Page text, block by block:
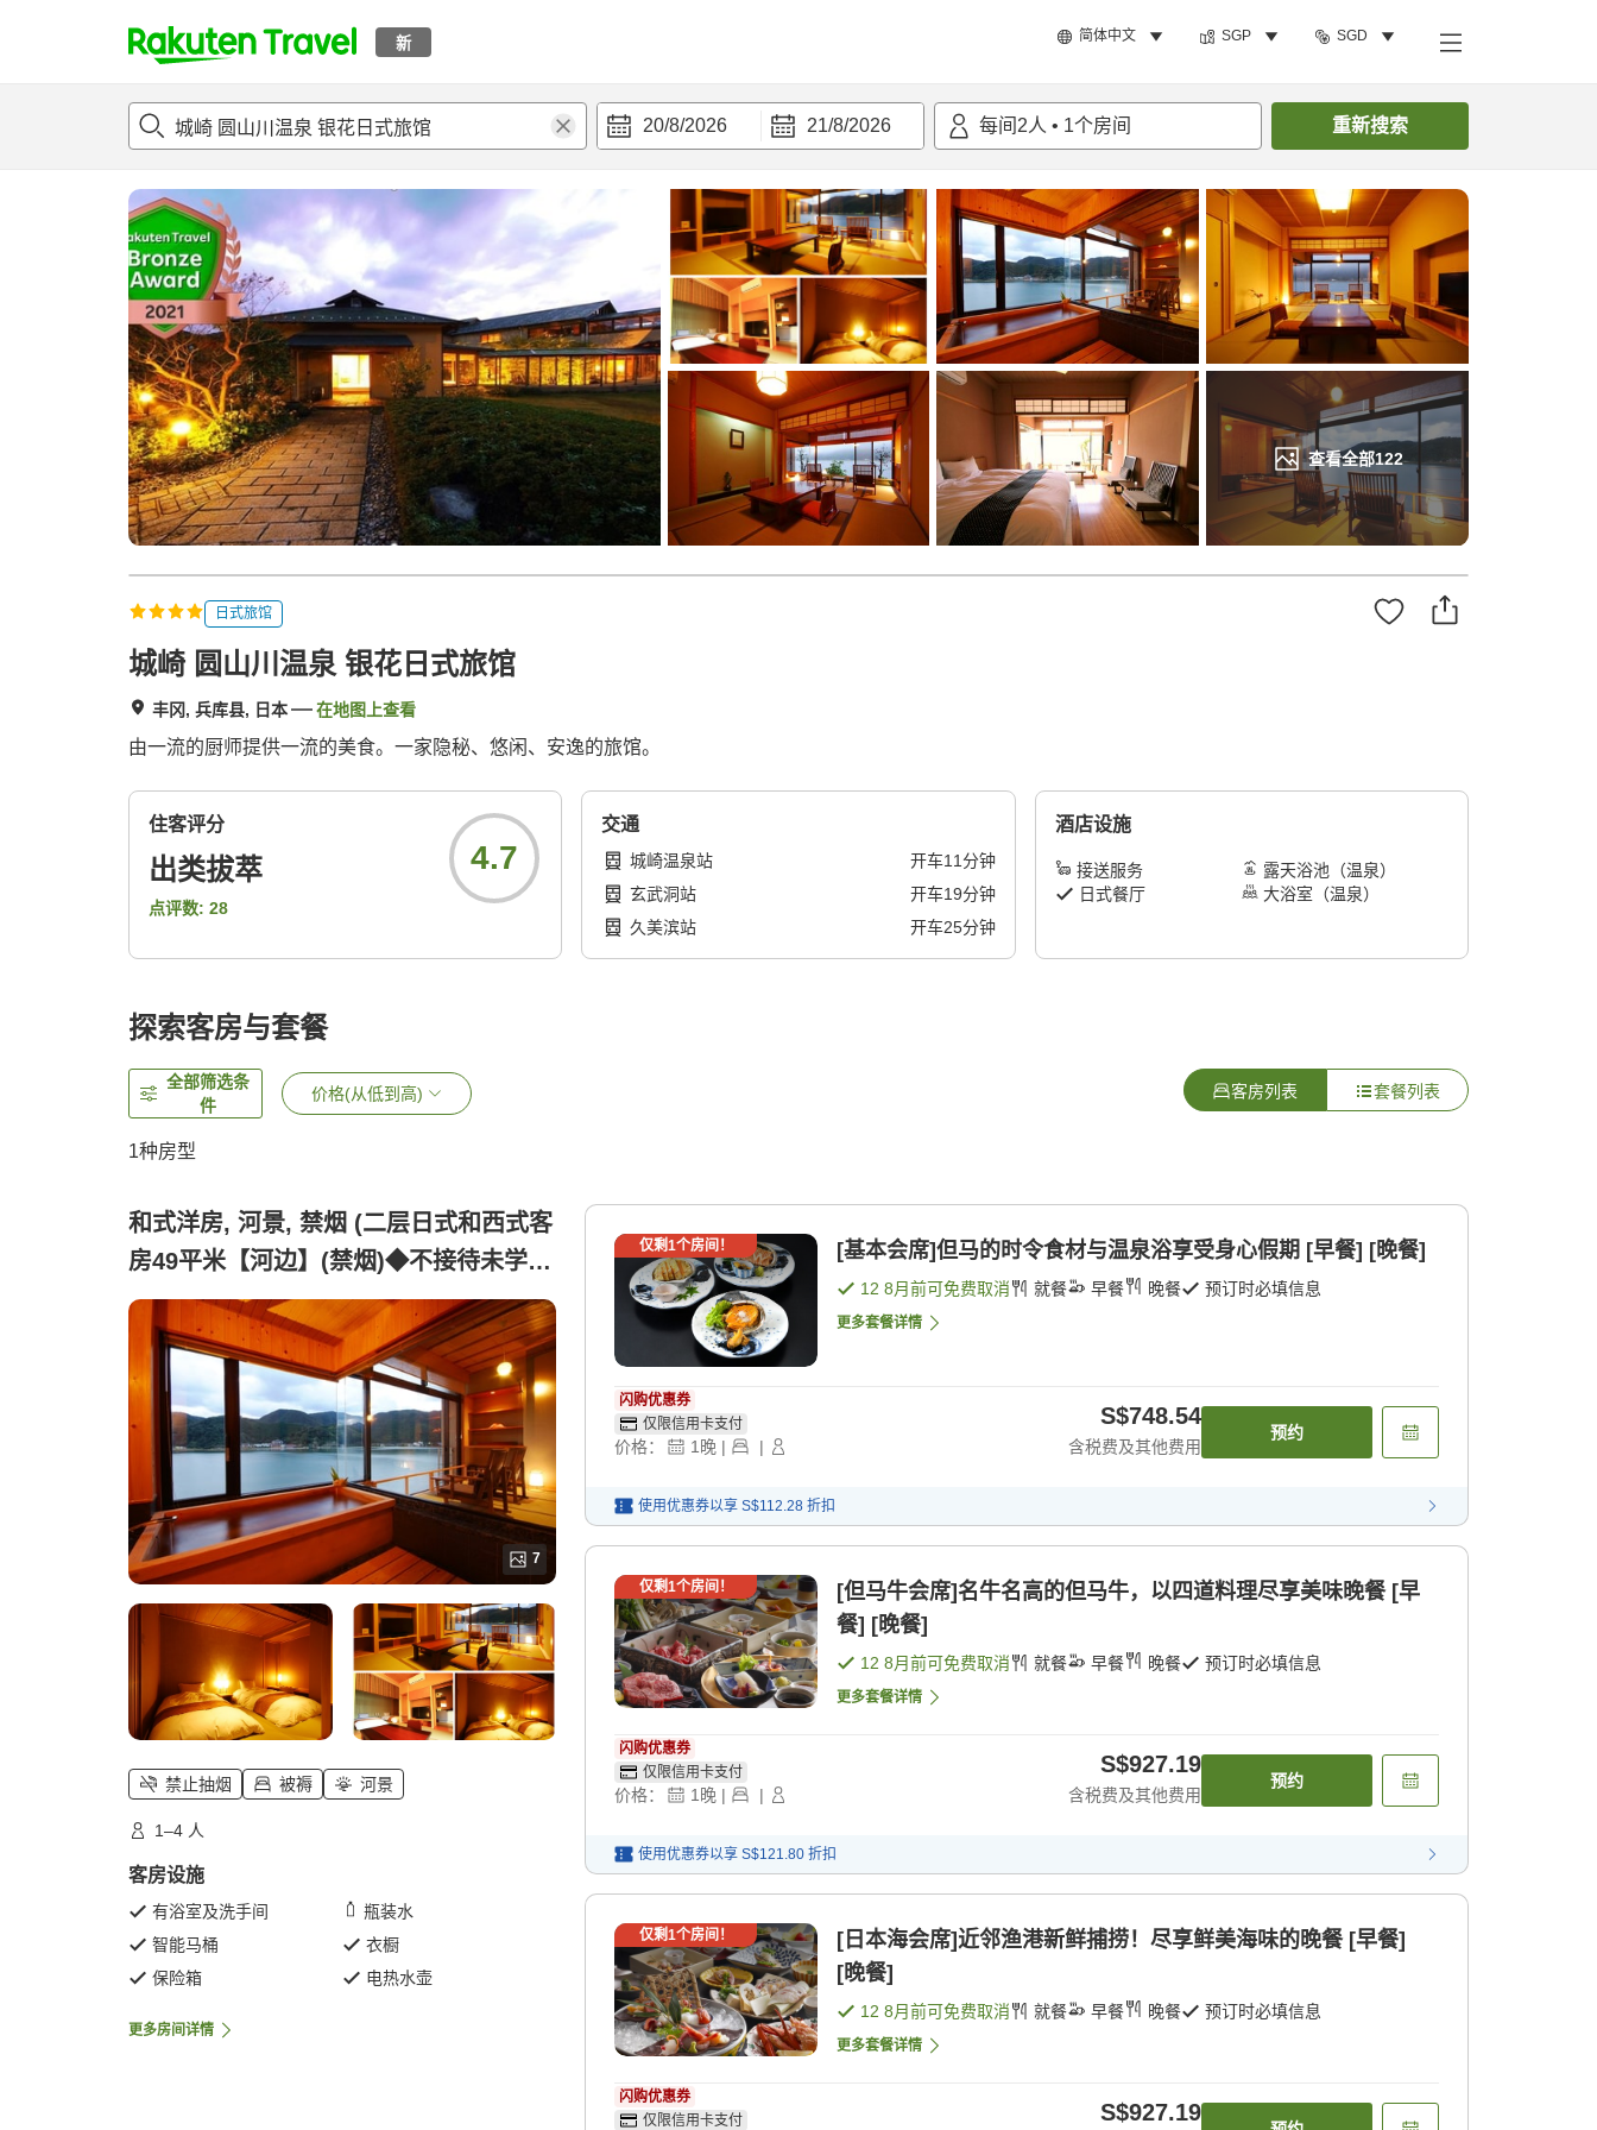
新 简体中文 SGP SGD
t
p
a
g
e
_
s
a
r
c
h
20/8/2026 21/8/2026 每间 2人 • 1个房间 重新搜索
查看全部122
概况 客房及住宿套餐评论 亮点设施 搜索客房
日式旅馆
城崎 圆山川温泉 银花日式旅馆
丰冈, 兵库县, 日本 在地图上查看
由一流的厨师提供一流的美食。一家隐秘、悠闲、安逸的旅馆。
住客评分
出类拔萃
点评数: 28
4.7
交通
城崎温泉站 开车11分钟
玄武洞站
开车19分钟
久美滨站
开车25分钟
酒店设施
接送服务
露天浴池（温泉）
日式餐厅
大浴室（温泉）
探索客房与套餐
全部筛选条
件
价格(从低到高) 客房列表 套餐列表
1种房型
和式洋房, 河景, 禁烟 (二层日式和西式客
房49平米【河边】(禁烟)◆不接待未学龄
儿童)
7
禁止抽烟 被褥 河景
1–4 人
客房设施
有浴室及洗手间
瓶装水
智能马桶
衣橱
保险箱
电热水壶
更多房间详情
仅剩1个房间！ [基本会席]但马的时令食材与温泉浴享受身心假期 [早餐] [晚餐]
12 8月前可免费取消 就餐 早餐 晚餐 预订时必填信息
更多套餐详情
闪购优惠券
仅限信用卡支付
价格： 1晚 | |
S$748.54
含税费及其他费用
预约
使用优惠券以享 S$112.28 折扣
仅剩1个房间！
[但马牛会席]名牛名高的但马牛，以四道料理尽享美味晚餐 [早
餐] [晚餐]
12 8月前可免费取消 就餐 早餐 晚餐 预订时必填信息
更多套餐详情
闪购优惠券
仅限信用卡支付
价格： 1晚 | |
S$927.19
含税费及其他费用
预约
使用优惠券以享 S$121.80 折扣
仅剩1个房间！
[日本海会席]近邻渔港新鲜捕捞！尽享鲜美海味的晚餐 [早餐]
[晚餐]
12 8月前可免费取消 就餐 早餐 晚餐 预订时必填信息
更多套餐详情
闪购优惠券
仅限信用卡支付
S$927.19